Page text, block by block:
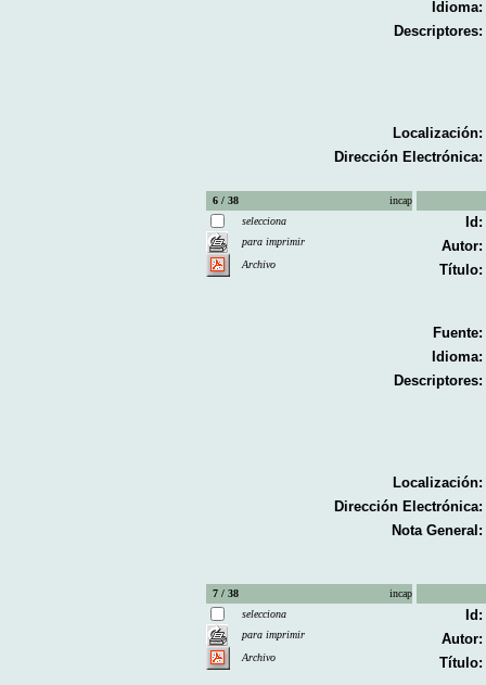
Idioma:
Descriptores:
Localización:
Dirección Electrónica:
6 / 38
incap
selecciona
para imprimir
Archivo
Id:
Autor:
Título:
Fuente:
Idioma:
Descriptores:
Localización:
Dirección Electrónica:
Nota General:
7 / 38
incap
selecciona
para imprimir
Archivo
Id:
Autor:
Título: